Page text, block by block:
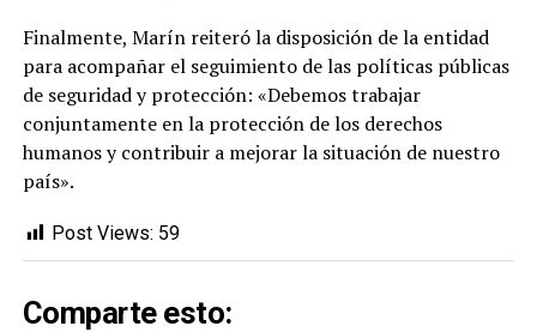
Finalmente, Marín reiteró la disposición de la entidad
para acompañar el seguimiento de las políticas públicas
de seguridad y protección: «Debemos trabajar
conjuntamente en la protección de los derechos
humanos y contribuir a mejorar la situación de nuestro
país».
Post Views: 59
Comparte esto: